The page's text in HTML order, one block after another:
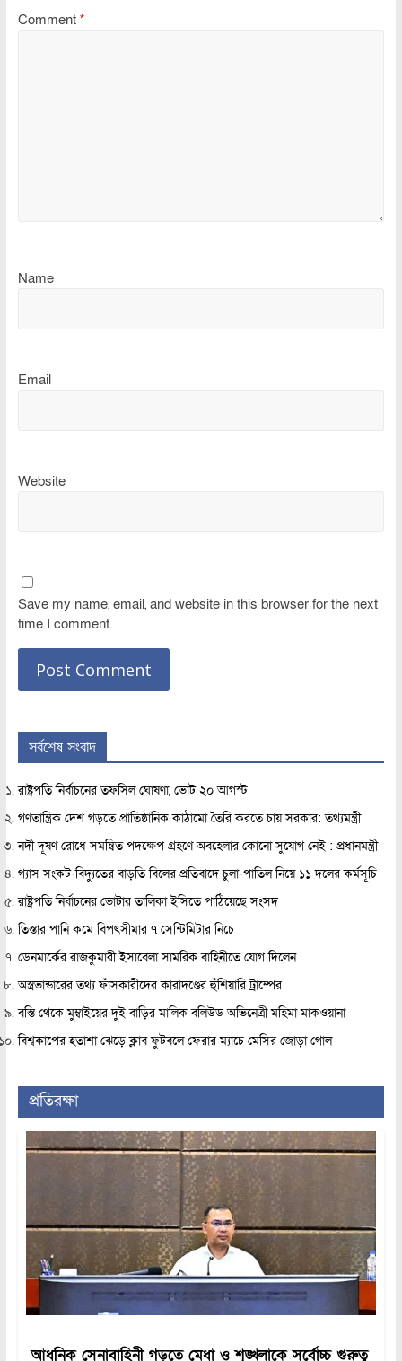
Comment *
Name
Email
Website
Save my name, email, and website in this browser for the next
time I comment.
সর্বশেষ সংবাদ
রাষ্ট্রপতি নির্বাচনের তফসিল ঘোষণা, ভোট ২০ আগস্ট
গণতান্ত্রিক দেশ গড়তে প্রাতিষ্ঠানিক কাঠামো তৈরি করতে চায় সরকার: তথ্যমন্ত্রী
নদী দূষণ রোধে সমন্বিত পদক্ষেপ গ্রহণে অবহেলার কোনো সুযোগ নেই : প্রধানমন্ত্রী
গ্যাস সংকট-বিদ্যুতের বাড়তি বিলের প্রতিবাদে চুলা-পাতিল নিয়ে ১১ দলের কর্মসূচি
রাষ্ট্রপতি নির্বাচনের ভোটার তালিকা ইসিতে পাঠিয়েছে সংসদ
তিস্তার পানি কমে বিপৎসীমার ৭ সেন্টিমিটার নিচে
ডেনমার্কের রাজকুমারী ইসাবেলা সামরিক বাহিনীতে যোগ দিলেন
অস্ত্রভান্ডারের তথ্য ফাঁসকারীদের কারাদণ্ডের হুঁশিয়ারি ট্রাম্পের
বস্তি থেকে মুম্বাইয়ের দুই বাড়ির মালিক বলিউড অভিনেত্রী মহিমা মাকওয়ানা
বিশ্বকাপের হতাশা ঝেড়ে ক্লাব ফুটবলে ফেরার ম্যাচে মেসির জোড়া গোল
প্রতিরক্ষা
আধুনিক সেনাবাহিনী গড়তে মেধা ও শৃঙ্খলাকে সর্বোচ্চ গুরুত্ব